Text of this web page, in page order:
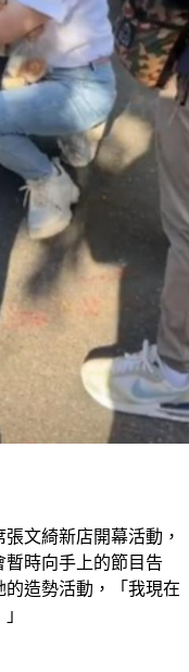
文綺新店開幕活動，
暫時向手上的節目告
造勢活動，「我現在